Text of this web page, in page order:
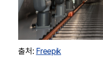
출처: Freepik